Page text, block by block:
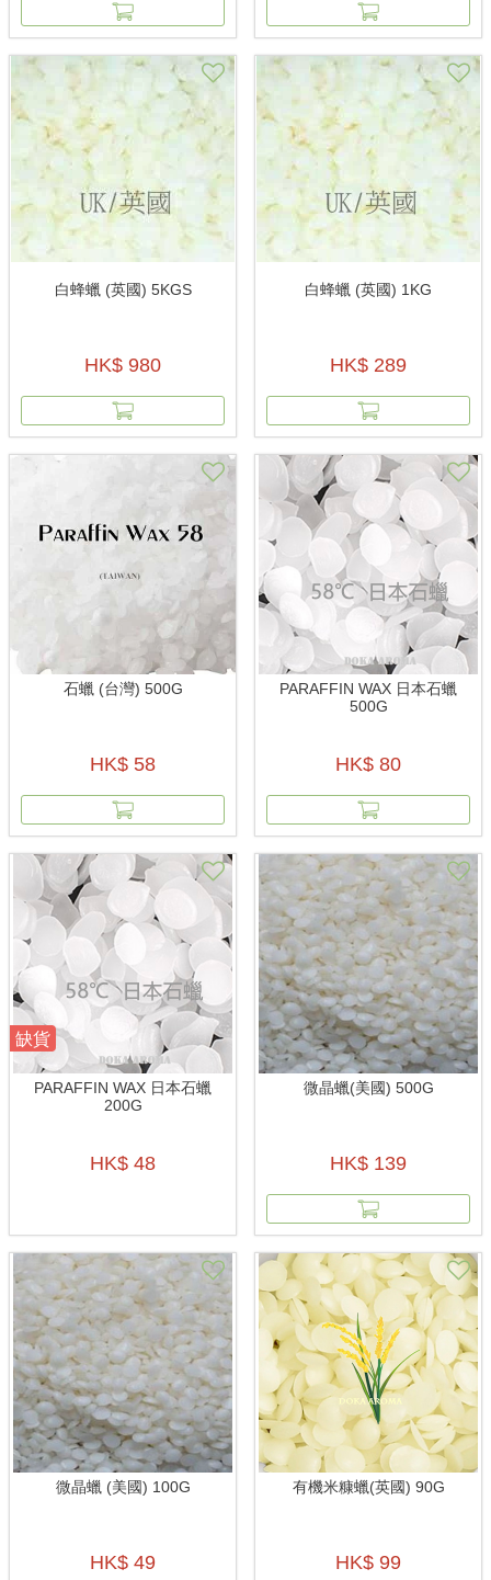
白蜂蠟 (英國) 5KGS
HK$ 980
白蜂蠟 (英國) 1KG
HK$ 289
石蠟 (台灣) 500G
HK$ 58
PARAFFIN WAX 日本石蠟
500G
HK$ 80
缺貨
PARAFFIN WAX 日本石蠟
200G
HK$ 48
微晶蠟(美國) 500G
HK$ 139
微晶蠟 (美國) 100G
HK$ 49
有機米糠蠟(英國) 90G
HK$ 99